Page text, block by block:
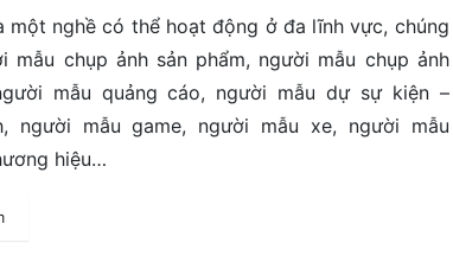
một nghề có thể hoạt động ở đa lĩnh vực, chúng
mẫu chụp ảnh sản phẩm, người mẫu chụp ảnh
mẫu quảng cáo, người mẫu dự sự kiện –
người mẫu game, người mẫu xe, người mẫu
hiệu…